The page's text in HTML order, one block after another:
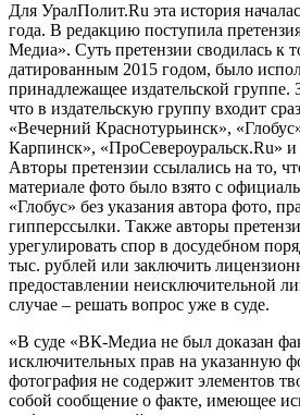
Для УралПолит.Ru эта история
года. В редакцию поступила
Медиа». Суть претензии сводилась к
датированным 2015 годом, было
принадлежащее издательской группе.
что в издательскую группу входит
«Вечерний Краснотурьинск»,
Карпинск», «ПроСевероуральск.Ru»
Авторы претензии ссылались на то,
материале фото было взято с
«Глобус» без указания автора фото,
гипперссылки. Также авторы
урегулировать спор в досудебном
тыс. рублей или заключить
предоставлении неисключительной
случае – решать вопрос уже в суде.
«В суде «ВК-Медиа не был доказан
исключительных прав на указанную
фотография не содержит элементов
собой сообщение о факте, имеющее